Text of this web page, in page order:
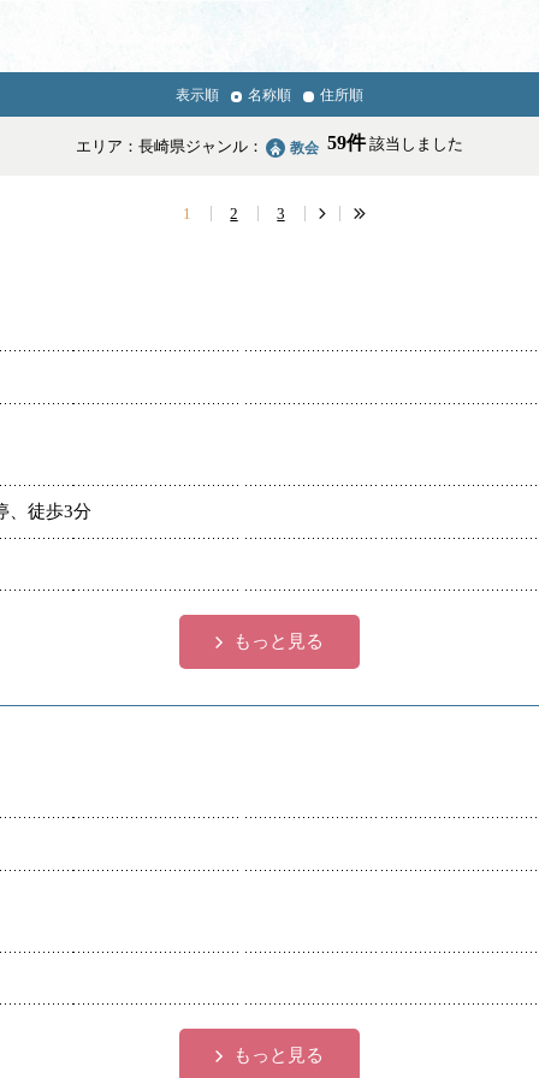
News & Topics
学校・幼稚園・神学校
医療・福祉
宿泊・研修施設
表示順 名称順 住所順
エリア：長崎県ジャンル： 教会 59件該当しました
1 2 3
、徒歩3分
もっと見る
もっと見る